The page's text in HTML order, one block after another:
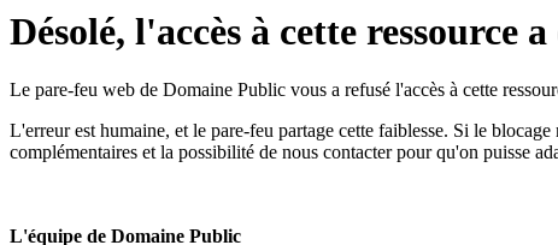
Désolé, l'accès à cette ressource
Le pare-feu web de Domaine Public vous a refusé l'accès à cette
L'erreur est humaine, et le pare-feu partage cette faiblesse. Si le
complémentaires et la possibilité de nous contacter pour qu'on puisse
L'équipe de Domaine Public